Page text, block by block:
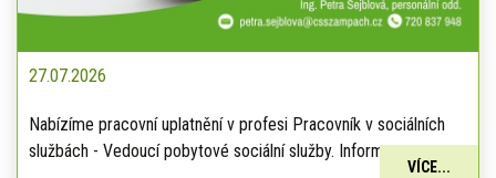
27.07.2026
Nabízíme pracovní uplatnění v profesi Pracovník v sociálních
službách - Vedoucí pobytové sociální služby. Informace:
VÍCE...